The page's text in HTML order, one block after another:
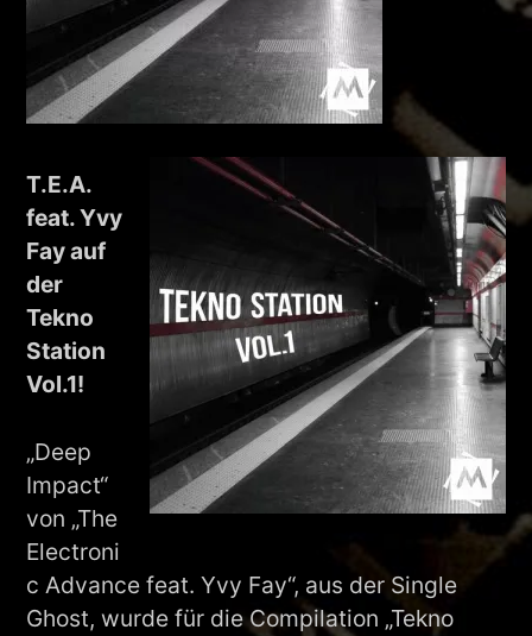
T.E.A.
feat. Yvy
Fay auf
der
Tekno
Station
Vol.1!
„Deep
Impact“
von „The
Electroni
c Advance feat. Yvy Fay“, aus der Single
Ghost, wurde für die Compilation „Tekno